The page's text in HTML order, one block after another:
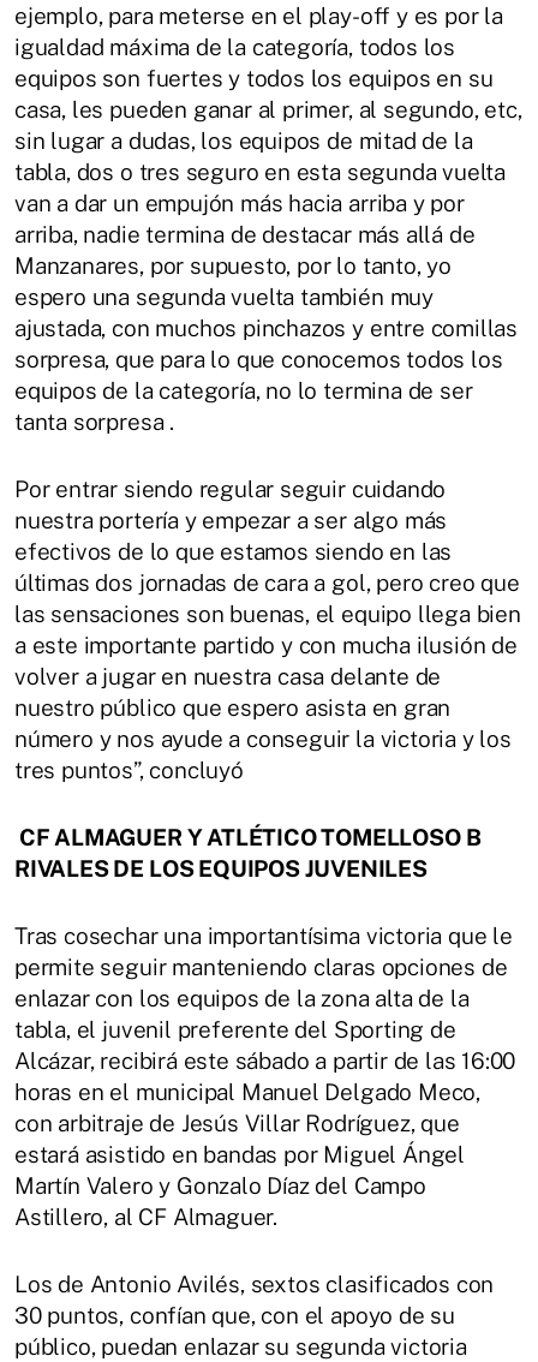
ejemplo, para meterse en el play-off y es por la
igualdad máxima de la categoría, todos los
equipos son fuertes y todos los equipos en su
casa, les pueden ganar al primer, al segundo, etc,
sin lugar a dudas, los equipos de mitad de la
tabla, dos o tres seguro en esta segunda vuelta
van a dar un empujón más hacia arriba y por
arriba, nadie termina de destacar más allá de
Manzanares, por supuesto, por lo tanto, yo
espero una segunda vuelta también muy
ajustada, con muchos pinchazos y entre comillas
sorpresa, que para lo que conocemos todos los
equipos de la categoría, no lo termina de ser
tanta sorpresa .
Por entrar siendo regular seguir cuidando
nuestra portería y empezar a ser algo más
efectivos de lo que estamos siendo en las
últimas dos jornadas de cara a gol, pero creo que
las sensaciones son buenas, el equipo llega bien
a este importante partido y con mucha ilusión de
volver a jugar en nuestra casa delante de
nuestro público que espero asista en gran
número y nos ayude a conseguir la victoria y los
tres puntos”, concluyó
CF ALMAGUER Y ATLÉTICO TOMELLOSO B
RIVALES DE LOS EQUIPOS JUVENILES
Tras cosechar una importantísima victoria que le
permite seguir manteniendo claras opciones de
enlazar con los equipos de la zona alta de la
tabla, el juvenil preferente del Sporting de
Alcázar, recibirá este sábado a partir de las 16:00
horas en el municipal Manuel Delgado Meco,
con arbitraje de Jesús Villar Rodríguez, que
estará asistido en bandas por Miguel Ángel
Martín Valero y Gonzalo Díaz del Campo
Astillero, al CF Almaguer.
Los de Antonio Avilés, sextos clasificados con
30 puntos, confían que, con el apoyo de su
público, puedan enlazar su segunda victoria